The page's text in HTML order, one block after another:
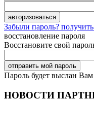
Забыли пароль?
восстановление пароля
Восстановите свой
Пароль будет выслан
НОВОСТИ